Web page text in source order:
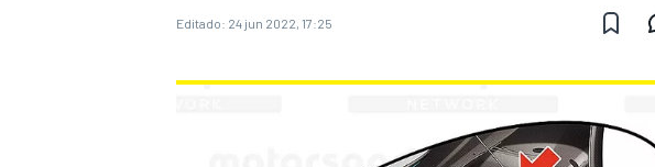
Editado: 24 jun 2022, 17:25